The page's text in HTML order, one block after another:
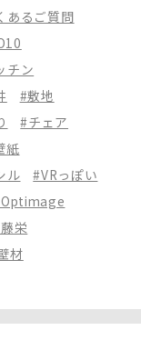
あるご質問
チン
#敷地
#チェア
紙
ル
#VRっぽい
栄
材